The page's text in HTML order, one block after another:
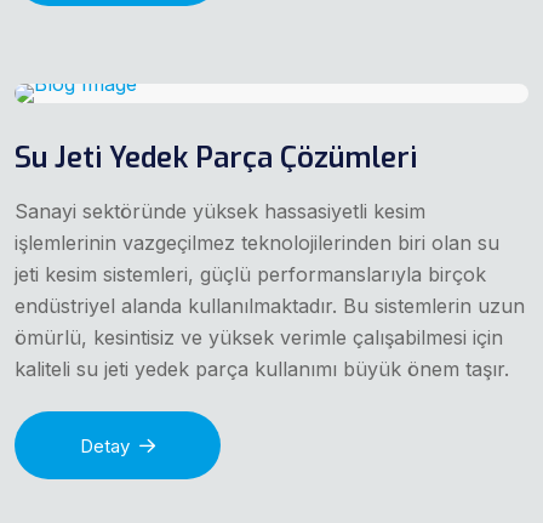
Su Jeti Yedek Parça Çözümleri
Sanayi sektöründe yüksek hassasiyetli kesim
işlemlerinin vazgeçilmez teknolojilerinden biri olan su
jeti kesim sistemleri, güçlü performanslarıyla birçok
endüstriyel alanda kullanılmaktadır. Bu sistemlerin uzun
ömürlü, kesintisiz ve yüksek verimle çalışabilmesi için
kaliteli su jeti yedek parça kullanımı büyük önem taşır.
Detay